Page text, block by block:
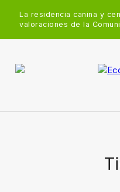
La residencia canina y
valoraciones de la